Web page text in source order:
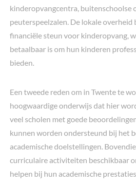
kinderopvangcentra, buitenschoolse
peuterspeelzalen. De lokale overheid
financiële steun voor kinderopvang,
betaalbaar is om hun kinderen
bieden.
Een tweede reden om in Twente te
hoogwaardige onderwijs dat hier
veel scholen met goede
kunnen worden ondersteund bij het
academische doelstellingen.
curriculaire activiteiten beschikbaar
helpen bij hun academische